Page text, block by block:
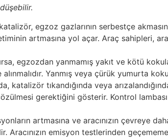
egzoz gazlarının serbestçe
artmasına yol açar. Araç sahipleri,
egzozdan yanmamış yakıt ve kötü
Yanmış veya çürük yumurta
katalizör tıkandığında veya
gerektiğini gösterir. Kontrol
artmasına ve aracınızın çevreye
Aracınızın emisyon testlerinden